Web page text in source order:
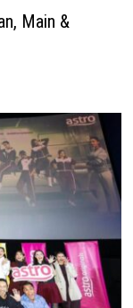
Main &